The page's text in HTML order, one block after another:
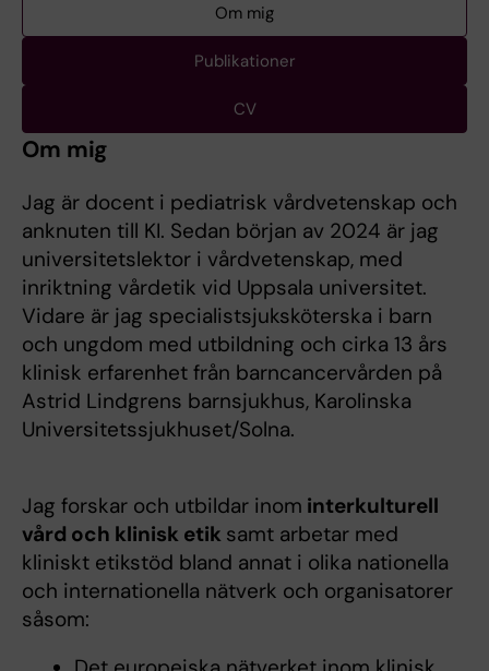
Om mig
Publikationer
CV
Om mig
Jag är docent i pediatrisk vårdvetenskap och
anknuten till KI. Sedan början av 2024 är jag
universitetslektor i vårdvetenskap, med
inriktning vårdetik vid Uppsala universitet.
Vidare är jag specialistsjuksköterska i barn
och ungdom med utbildning och cirka 13 års
klinisk erfarenhet från barncancervården på
Astrid Lindgrens barnsjukhus, Karolinska
Universitetssjukhuset/Solna.
Jag forskar och utbildar inom interkulturell
vård och klinisk etik samt arbetar med
kliniskt etikstöd bland annat i olika nationella
och internationella nätverk och organisatorer
såsom: